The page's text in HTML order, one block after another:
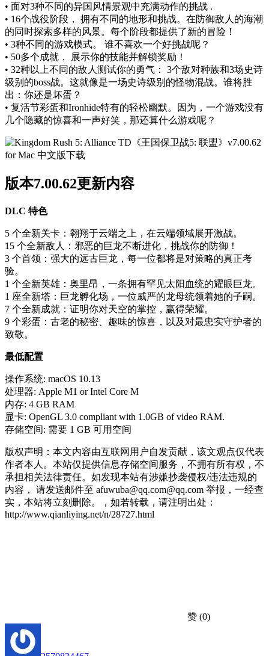
• 面对3种不同的异国风情景观中充满动作的挑战 .
• 16个战役阶段， 拥有不同的地形和挑战。在防御敌人的海潮
的同时探索多样的风景。每个阶段都提供了新的冒险！
• 3种不同的游戏模式。 谁不喜欢一个好挑战呢？
• 50多个成就， 展示你的技能并解锁奖励！
• 32种以上不同的敌人测试你的勇气： 3个敌对种族和3场史诗
级别的boss战。这就像是一场史诗级别的怪物混战。谁将胜
出：你还是坏蛋？
• 复活节彩蛋和Ironhide特有的轻松幽默。因为，一个游戏没有
几个隐藏的惊喜和一声好笑，那还算什么游戏呢？
版本7.00.62更新内容
DLC 特色
5 个全新关卡：翱翔于云端之上，在云端领域展开激战。
15 个全新敌人：邪恶的巨龙不断进化，挑战你的防御！
3 个首领：强大的远古巨龙，每一位都将是对策略的真正考
验。
1 个全新英雄：奥里昂，一条拥有罕见太阳血统的耀眼巨龙。
1 座全新塔：巨龙孵化场，一位威严的龙母统领着她的子嗣。
7 个全新成就：证明你对天空的掌控，赢得荣耀。
9 个彩蛋：古老的秘密、趣味的惊喜，以及对最忠实守护者的
致敬。
最低配置
操作系统: macOS 10.13
处理器: Apple M1 or Intel Core M
内存: 4 GB RAM
显卡: OpenGL 3.0 compliant with 1.0GB of video RAM.
存储空间: 需要 1 GB 可用空间
版权声明：本文内容由互联网用户自发贡献，该文观点仅代表
作者本人。本站仅提供信息存储空间服务，不拥有所有权，不
承担相关法律责任。如发现本站有涉嫌抄袭侵权/违法违规的
内容， 请发送邮件至 afuwuba@qq.com@qq.com 举报，一经查
实，本站将立刻删除。，如若转载，请注明出处：
http://www.qianliying.net/n/28727.html
赞 (0)